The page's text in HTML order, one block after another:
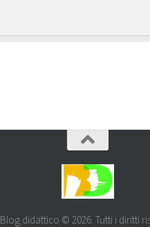
Blog didattico © 2026. Tutti i diritti